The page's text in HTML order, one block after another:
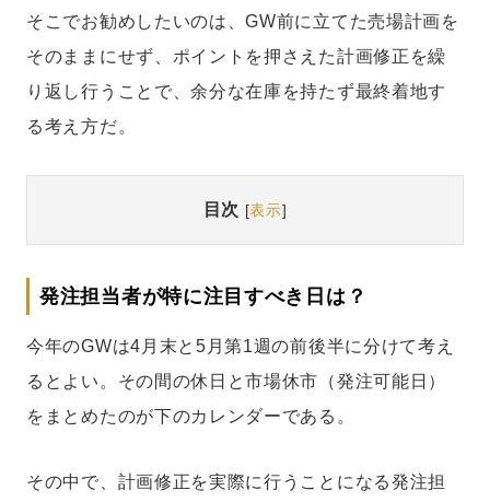
そこでお勧めしたいのは、GW前に立てた売場計画を
そのままにせず、ポイントを押さえた計画修正を繰
り返し行うことで、余分な在庫を持たず最終着地す
る考え方だ。
目次 [表示]
発注担当者が特に注目すべき日は？
今年のGWは4月末と5月第1週の前後半に分けて考え
るとよい。その間の休日と市場休市（発注可能日）
をまとめたのが下のカレンダーである。
その中で、計画修正を実際に行うことになる発注担